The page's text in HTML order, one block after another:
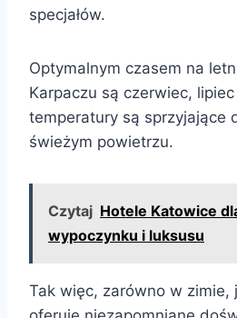
specjałów.
Optymalnym czasem na
Karpaczu są czerwiec,
temperatury są sprzyjające
świeżym powietrzu.
Czytaj Hotele Katowice
wypoczynku i luksusu
Tak więc, zarówno w zimie,